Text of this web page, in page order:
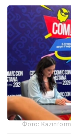
Фото: Kazinform